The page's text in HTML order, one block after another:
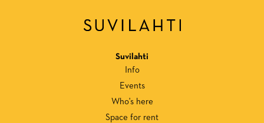
Suvilahti
Info
Events
Who's here
Space for rent